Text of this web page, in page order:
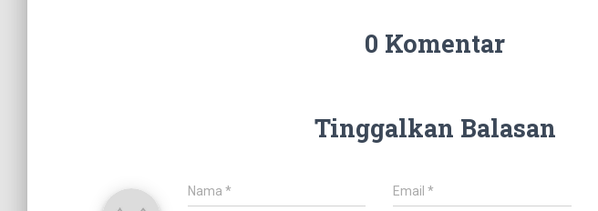
0 Komentar
Tinggalkan Balasan
Nama * Email*